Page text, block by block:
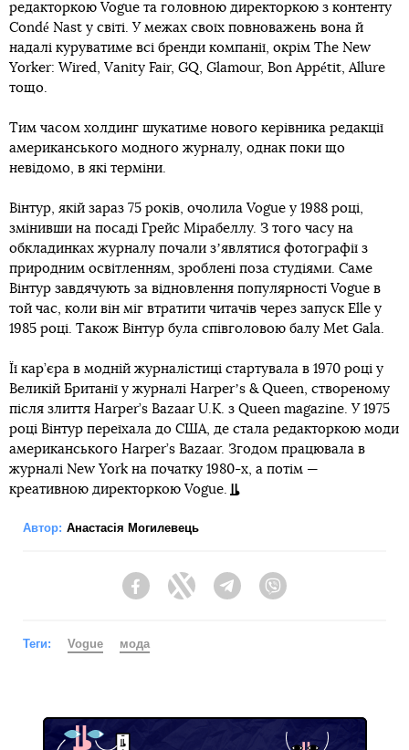
редакторкою Vogue та головною директоркою з контенту
Condé Nast у світі. У межах своїх повноважень вона й
надалі куруватиме всі бренди компанії, окрім The New
Yorker: Wired, Vanity Fair, GQ, Glamour, Bon Appétit, Allure
тощо.
Тим часом холдинг шукатиме нового керівника редакції
американського модного журналу, однак поки що
невідомо, в які терміни.
Вінтур, якій зараз 75 років, очолила Vogue у 1988 році,
змінивши на посаді Грейс Мірабеллу. З того часу на
обкладинках журналу почали зʼявлятися фотографії з
природним освітленням, зроблені поза студіями. Саме
Вінтур завдячують за відновлення популярності Vogue в
той час, коли він міг втратити читачів через запуск Elle у
1985 році. Також Вінтур була співголовою балу Met Gala.
Її кар’єра в модній журналістиці стартувала в 1970 році у
Великій Британії у журналі Harperʼs & Queen, створеному
після злиття Harper’s Bazaar U.K. з Queen magazine. У 1975
році Вінтур переїхала до США, де стала редакторкою моди
американського Harper’s Bazaar. Згодом працювала в
журналі New York на початку 1980-х, а потім —
креативною директоркою Vogue.
Автор: Анастасія Могилевець
FacebookTwitter Telegram
Теги: Vogue мода